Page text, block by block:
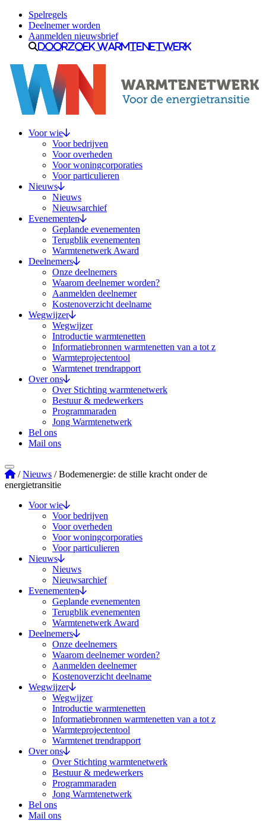
Ga naar inhoud
Spelregels
Deelnemer worden
Aanmelden nieuwsbrief
Doorzoek Warmtenetwerk
Voor wie
Voor bedrijven
Voor overheden
Voor woningcorporaties
Voor particulieren
Nieuws
Nieuws
Nieuwsarchief
Evenementen
Geplande evenementen
Terugblik evenementen
Warmtenetwerk Award
Deelnemers
Onze deelnemers
Waarom deelnemer worden?
Aanmelden deelnemer
Kostenoverzicht deelname
Wegwijzer
Wegwijzer
Introductie warmtenetten
Informatiebronnen warmtenetten van a tot z
Warmteprojectentool
Warmtenet trendrapport
Over ons
Over Stichting warmtenetwerk
Bestuur & medewerkers
Programmaraden
Jong Warmtenetwerk
Bel ons
Mail ons
Stichting Warmtenetwerk
/Nieuws /Bodemenergie: de stille kracht onder de
energietransitie
Voor wie
Voor bedrijven
Voor overheden
Voor woningcorporaties
Voor particulieren
Nieuws
Nieuws
Nieuwsarchief
Evenementen
Geplande evenementen
Terugblik evenementen
Warmtenetwerk Award
Deelnemers
Onze deelnemers
Waarom deelnemer worden?
Aanmelden deelnemer
Kostenoverzicht deelname
Wegwijzer
Wegwijzer
Introductie warmtenetten
Informatiebronnen warmtenetten van a tot z
Warmteprojectentool
Warmtenet trendrapport
Over ons
Over Stichting warmtenetwerk
Bestuur & medewerkers
Programmaraden
Jong Warmtenetwerk
Bel ons
Mail ons